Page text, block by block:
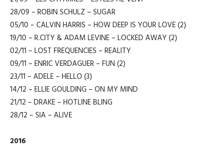
28/09 – ROBIN SCHULZ – SUGAR
05/10 – CALVIN HARRIS – HOW DEEP IS YOUR LOVE (2)
19/10 – R.CITY & ADAM LEVINE – LOCKED AWAY (2)
02/11 – LOST FREQUENCIES – REALITY
09/11 – ENRIC VERDAGUER – FUN (2)
23/11 – ADELE – HELLO (3)
14/12 – ELLIE GOULDING – ON MY MIND
21/12 – DRAKE – HOTLINE BLING
28/12 – SIA – ALIVE
2016